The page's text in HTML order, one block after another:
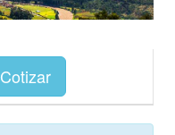
Cotizar